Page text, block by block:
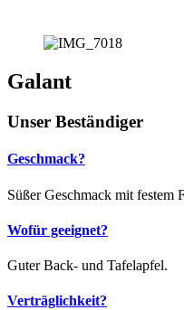
Galant
Unser Beständiger
Geschmack?
Süßer Geschmack mit festem
Wofür geeignet?
Guter Back- und Tafelapfel.
Verträglichkeit?